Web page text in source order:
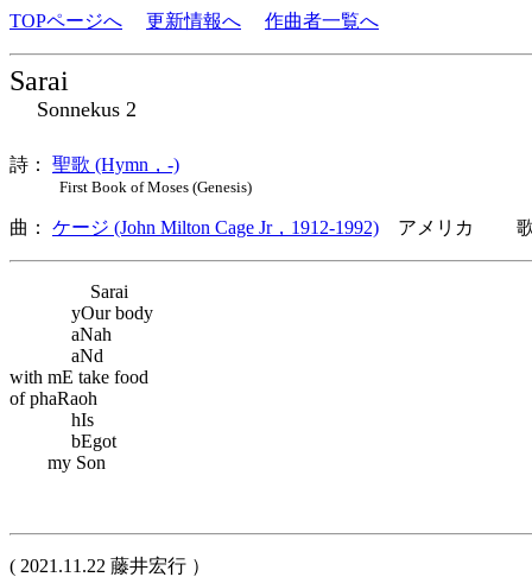
TOPページへ 更新情報へ 作曲者一覧へ
Sarai
Sonnekus 2
詩： 聖歌 (Hymn，-)
First Book of Moses (Genesis)
曲： ケージ (John Milton Cage Jr，1912-1992) アメリカ 歌
Sarai
yOur body
aNah
aNd
with mE take food
of phaRaoh
hIs
bEgot
my Son
( 2021.11.22 藤井宏行 ）